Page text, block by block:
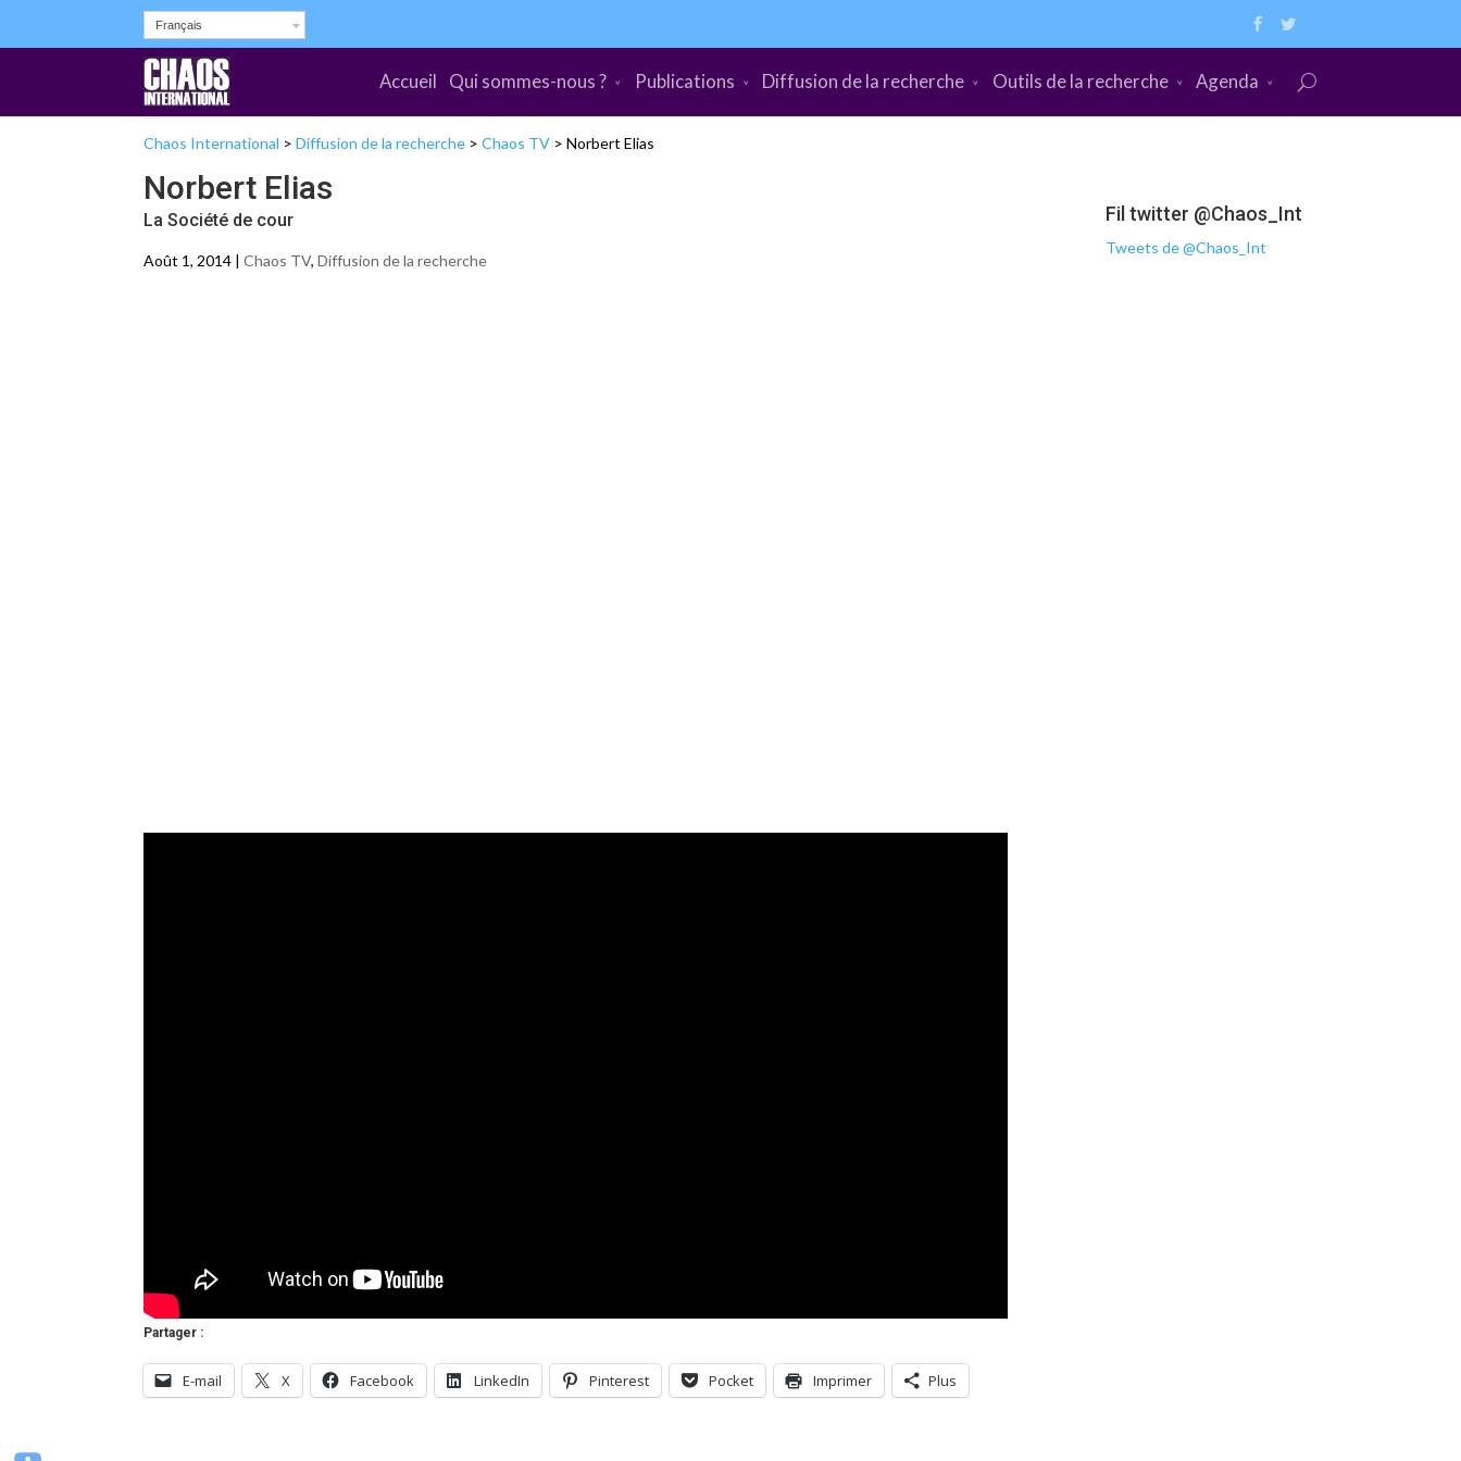
Français
Accueil Qui sommes-nous ? Publications Diffusion de la recherche Outils de la recherche Agenda
Chaos International > Diffusion de la recherche > Chaos TV > Norbert Elias
Norbert Elias
La Société de cour
Août 1, 2014 | Chaos TV, Diffusion de la recherche
Partager :
E-mail X Facebook LinkedIn Pinterest Pocket Imprimer Plus
Fil twitter @Chaos_Int
Tweets de @Chaos_Int